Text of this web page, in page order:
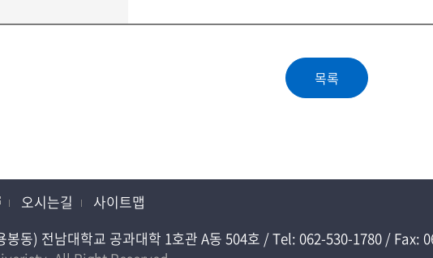
오시는길
사이트맵
동) 전남대학교 공과대학 1호관 A동 504호 / Tel: 062-530-1780 / Fax: